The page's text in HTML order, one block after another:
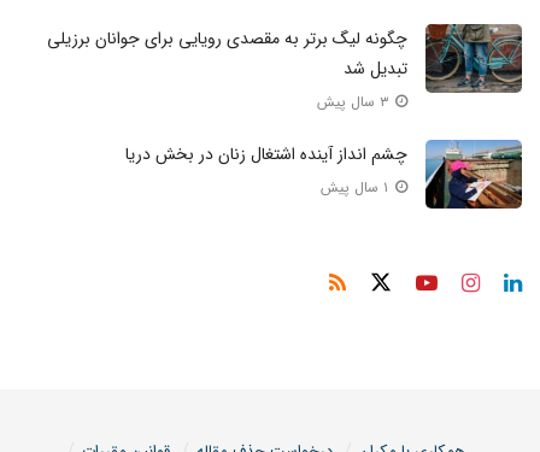
چگونه لیگ برتر به مقصدی رویایی برای جوانان برزیلی
تبدیل شد
چشم‌ انداز آینده اشتغال زنان در بخش دریا